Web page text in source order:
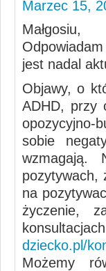
Marzec 15,
Małgosiu,
jest nadal
Objawy, o
ADHD, przy
opozycyjno-
sobie
wzmagają.
pozytywach,
na
życzenie,
dziecko.pl/
Możemy